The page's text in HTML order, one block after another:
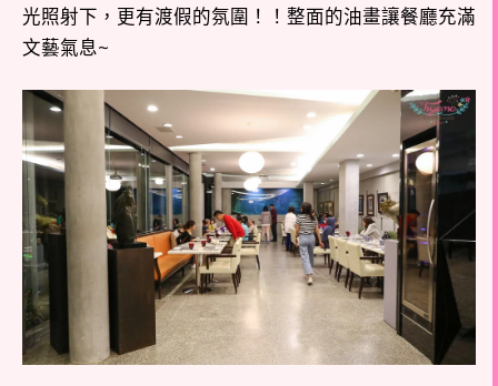
光照射下，更有渡假的氛圍！！整面的油畫讓餐廳充滿
文藝氣息~